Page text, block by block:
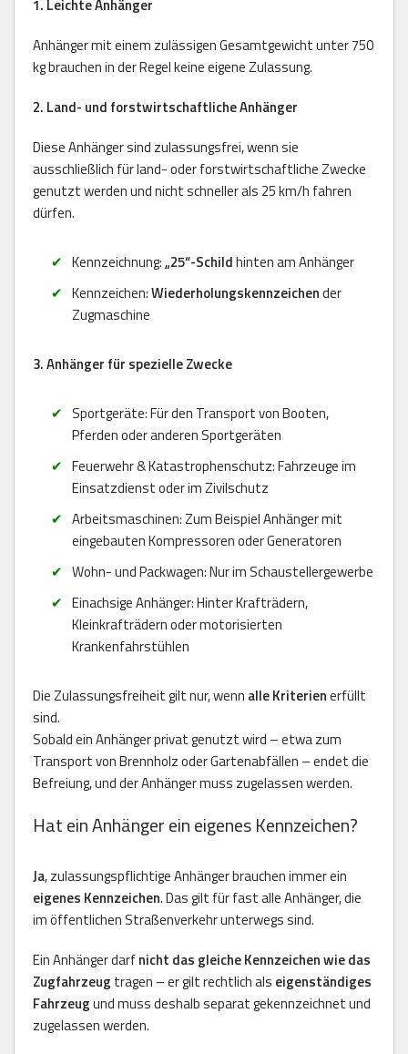
1. Leichte Anhänger
Anhänger mit einem zulässigen Gesamtgewicht unter 750
kg brauchen in der Regel keine eigene Zulassung.
2. Land- und forstwirtschaftliche Anhänger
Diese Anhänger sind zulassungsfrei, wenn sie
ausschließlich für land- oder forstwirtschaftliche Zwecke
genutzt werden und nicht schneller als 25 km/h fahren
dürfen.
Kennzeichnung:„25“-Schildhinten am Anhänger
Kennzeichen:Wiederholungskennzeichender
Zugmaschine
3. Anhänger für spezielle Zwecke
Sportgeräte: Für den Transport von Booten,
Pferden oder anderen Sportgeräten
Feuerwehr & Katastrophenschutz: Fahrzeuge im
Einsatzdienst oder im Zivilschutz
Arbeitsmaschinen: Zum Beispiel Anhänger mit
eingebauten Kompressoren oder Generatoren
Wohn- und Packwagen: Nur im Schaustellergewerbe
Einachsige Anhänger: Hinter Krafträdern,
Kleinkrafträdern oder motorisierten
Krankenfahrstühlen
Die Zulassungsfreiheit gilt nur, wenn alle Kriterienerfüllt
sind.
Sobald ein Anhänger privat genutzt wird – etwa zum
Transport von Brennholz oder Gartenabfällen – endet die
Befreiung, und der Anhänger muss zugelassen werden.
Hat ein Anhänger ein eigenes Kennzeichen?
Ja, zulassungspflichtige Anhänger brauchen immer ein
eigenes Kennzeichen. Das gilt für fast alle Anhänger, die
im öffentlichen Straßenverkehr unterwegs sind.
Ein Anhänger darfnicht das gleiche Kennzeichen wie das
Zugfahrzeug tragen – er gilt rechtlich als eigenständiges
Fahrzeugund muss deshalb separat gekennzeichnet und
zugelassen werden.